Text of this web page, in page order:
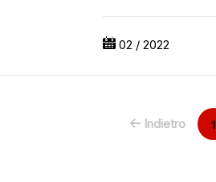
02 / 2022
Indietro 1